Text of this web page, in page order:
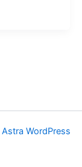
Astra WordPress